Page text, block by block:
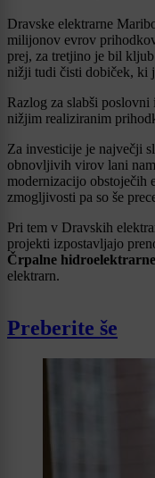
Dravske elektrarne
milijonov evrov
prej, za tretjino je bil
nižji tudi čisti dobiček, ki
Razlog za slabši
nižjim realiziranim
Za investicije je največji
obnovljivih virov lani
modernizacijo obstoječih
zmogljivosti pa so še
Pri tem v Dravskih
projekti izpostavljajo
Črpalne
elektrarn.
Preberite še